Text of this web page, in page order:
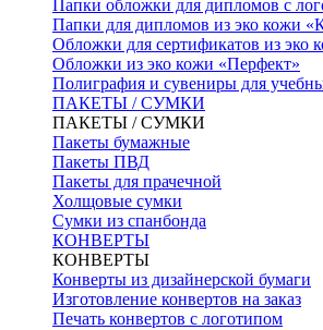
Папки обложки для дипломов с
Папки для дипломов из эко кожи
Обложки для сертификатов из эко
Обложки из эко кожи «Перфект»
Полиграфия и сувениры для
ПАКЕТЫ / СУМКИ
ПАКЕТЫ / СУМКИ
Пакеты бумажные
Пакеты ПВД
Пакеты для прачечной
Холщовые сумки
Сумки из спанбонда
КОНВЕРТЫ
КОНВЕРТЫ
Конверты из дизайнерской бумаги
Изготовление конвертов на заказ
Печать конвертов с логотипом